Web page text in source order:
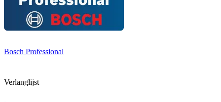
Bosch Professional
Verlanglijst